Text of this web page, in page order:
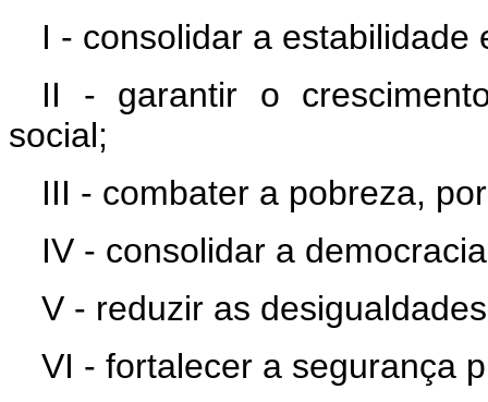
I - consolidar a estabilidade
II - garantir o
social;
III - combater a pobreza,
IV - consolidar a
V - reduzir as
VI - fortalecer a segurança